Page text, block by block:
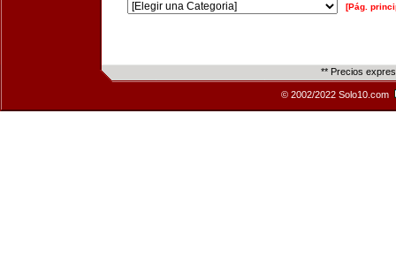
[Pág.
** Precios
© 2002/2022 Solo10.com